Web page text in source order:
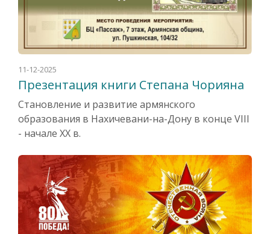
11-12-2025
Презентация книги Степана Чорияна
Становление и развитие армянского
образования в Нахичевани-на-Дону в конце VIII
- начале XX в.